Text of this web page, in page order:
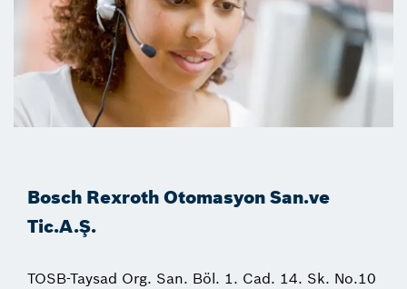
Bosch Rexroth Otomasyon San.ve
Tic.A.Ş.
TOSB-Taysad Org. San. Böl. 1. Cad. 14. Sk. No.10